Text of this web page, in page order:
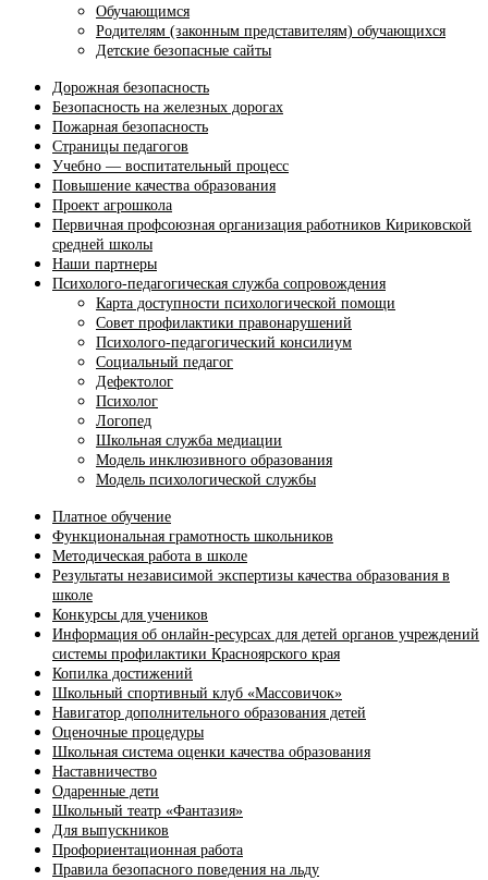
Обучающимся
Родителям (законным представителям) обучающихся
Детские безопасные сайты
Дорожная безопасность
Безопасность на железных дорогах
Пожарная безопасность
Страницы педагогов
Учебно — воспитательный процесс
Повышение качества образования
Проект агрошкола
Первичная профсоюзная организация работников Кириковской
средней школы
Наши партнеры
Психолого-педагогическая служба сопровождения
Карта доступности психологической помощи
Совет профилактики правонарушений
Психолого-педагогический консилиум
Социальный педагог
Дефектолог
Психолог
Логопед
Школьная служба медиации
Модель инклюзивного образования
Модель психологической службы
Платное обучение
Функциональная грамотность школьников
Методическая работа в школе
Результаты независимой экспертизы качества образования в
школе
Конкурсы для учеников
Информация об онлайн-ресурсах для детей органов учреждений
системы профилактики Красноярского края
Копилка достижений
Школьный спортивный клуб «Массовичок»
Навигатор дополнительного образования детей
Оценочные процедуры
Школьная система оценки качества образования
Наставничество
Одаренные дети
Школьный театр «Фантазия»
Для выпускников
Профориентационная работа
Правила безопасного поведения на льду